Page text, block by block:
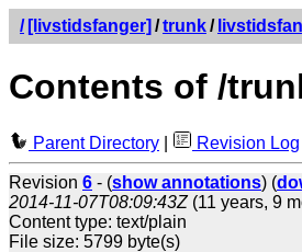
/ [livstidsfanger] /trunk/
Contents of /
Parent Directory Revision Log
Revision 6 - (show annotations) (
2014-11-07T08:09:43Z(11 years, 9
Content type: text/plain
File size: 5799 byte(s)